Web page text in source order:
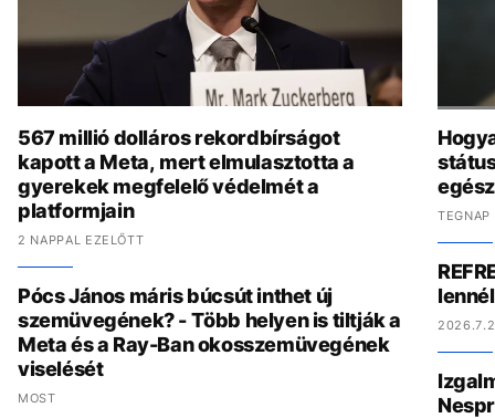
567 millió dolláros rekordbírságot
kapott a Meta, mert elmulasztotta a
gyerekek megfelelő védelmét a
platformjain
2 NAPPAL EZELŐTT
Pócs János máris búcsút inthet új
szemüvegének? - Több helyen is tiltják a
Meta és a Ray-Ban okosszemüvegének
viselését
MOST